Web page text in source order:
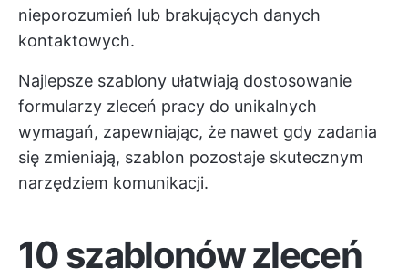
nieporozumień lub brakujących danych
kontaktowych.
Najlepsze szablony ułatwiają dostosowanie
formularzy zleceń pracy do unikalnych
wymagań, zapewniając, że nawet gdy zadania
się zmieniają, szablon pozostaje skutecznym
narzędziem komunikacji.
10 szablonów zleceń